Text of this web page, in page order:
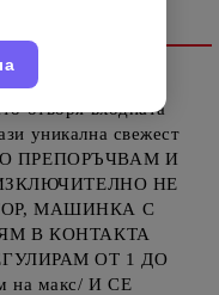
за моят дом,
отворя входната
уникална свежест
ГО ПРЕПОРЪЧВАМ И
ИЗКЛЮЧИТЕЛНО НЕ
МАШИНКА С
В КОНТАКТА
ОТ 1 ДО
на макс/ И СЕ